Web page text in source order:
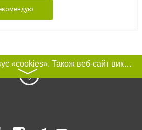
Цей сайт використовує «cookies». Також веб-сайт використовує інтернет-сервіс для збору технічних даних стосовно відвідувачів з метою отримання маркетингової та статистичної інформації. Умови обробки даних відвідувачів сайту див.
〉